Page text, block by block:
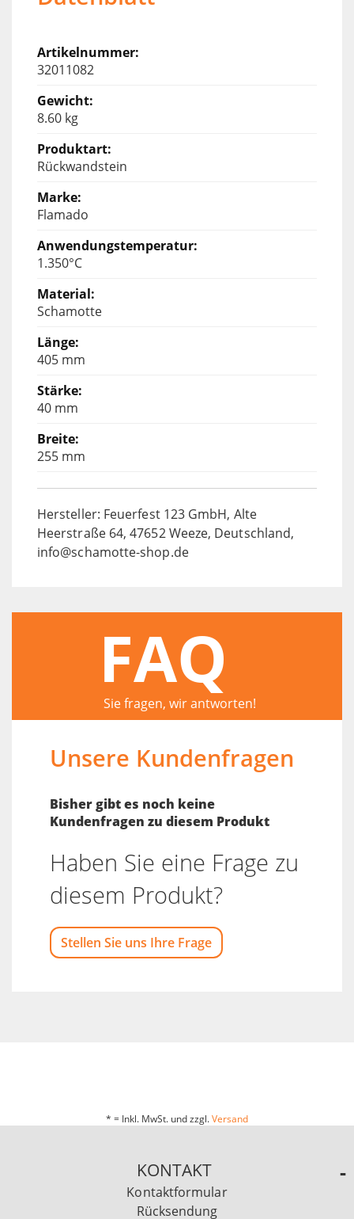
32011082
8.60 kg
Rückwandstein
Flamado
1.350°C
Schamotte
405 mm
40 mm
255 mm
Hersteller: Feuerfest 123 GmbH, Alte
Heerstraße 64, 47652 Weeze, Deutschland,
info@schamotte-shop.de
FAQ
Sie fragen, wir antworten!
Unsere Kundenfragen
Bisher gibt es noch keine
Kundenfragen zu diesem Produkt
Haben Sie eine Frage zu
diesem Produkt?
Stellen Sie uns Ihre Frage
* = Inkl. MwSt. und zzgl.Versand
KONTAKT
Kontaktformular
Rücksendung